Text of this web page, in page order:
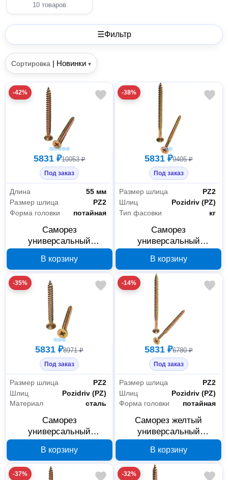
10 товаров
☰Фильтр
Сортировка | Новинки ▾
-42%
5831 ₽10053 ₽
Под заказ
Длина
55 мм
Размер шлица
PZ2
Форма головки
потайная
Саморез
универсальный
желтопассивированный,
10 кг 1034555
В корзину
-38%
5831 ₽9405 ₽
Под заказ
Размер шлица
PZ2
Шлиц
Pozidriv (PZ)
Тип фасовки
кг
Саморез
универсальный
4.5х70 мм, PZ2, 10 кг
В корзину
-35%
5831 ₽8971 ₽
Под заказ
Размер шлица
PZ2
Шлиц
Pozidriv (PZ)
Материал
сталь
Саморез
универсальный
мм PZ2 с потайной
головкой
В корзину
-14%
5831 ₽6780 ₽
Под заказ
Размер шлица
PZ2
Шлиц
Pozidriv (PZ)
Форма головки
потайная
Саморез желтый
универсальный
4,0х70 мм, PZ2, 10 кг
В корзину
-37% -32%